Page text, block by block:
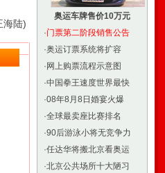
海陆)
奥运车牌售价10万元
·门票第二阶段销售公告
·奥运订票系统将扩容
· 网上购票流程示意图
·中国拳王速度世界最快
·08年8月8日婚宴火爆
·全球最卖座比赛排名
·90后游泳小将无竞争力
·任达华将搬北京看奥运
·北京公共场所十大陋习